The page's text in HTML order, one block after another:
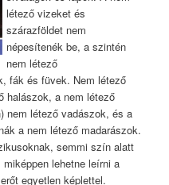
létező vizeket és
szárazföldet nem
népesítenék be, a szintén
nem létező
fák és füvek. Nem létező
halászok, a nem létező
nem létező vadászok, és a
a nem létező madarászok.
semmi szín alatt
lehetne leírni a
egyetlen képlettel.